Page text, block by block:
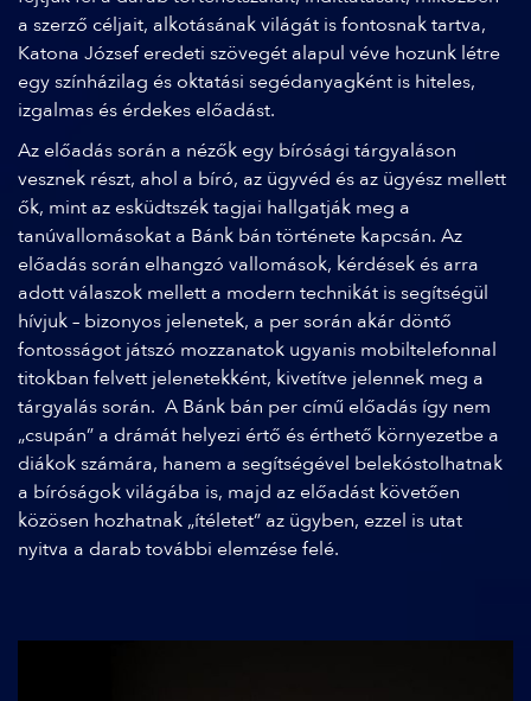
a szerző céljait, alkotásának világát is fontosnak tartva,
Katona József eredeti szövegét alapul véve hozunk létre
egy színházilag és oktatási segédanyagként is hiteles,
izgalmas és érdekes előadást.
Az előadás során a nézők egy bírósági tárgyaláson
vesznek részt, ahol a bíró, az ügyvéd és az ügyész mellett
ők, mint az esküdtszék tagjai hallgatják meg a
tanúvallomásokat a Bánk bán története kapcsán. Az
előadás során elhangzó vallomások, kérdések és arra
adott válaszok mellett a modern technikát is segítségül
hívjuk – bizonyos jelenetek, a per során akár döntő
fontosságot játszó mozzanatok ugyanis mobiltelefonnal
titokban felvett jelenetekként, kivetítve jelennek meg a
tárgyalás során. A Bánk bán per című előadás így nem
„csupán” a drámát helyezi értő és érthető környezetbe a
diákok számára, hanem a segítségével belekóstolhatnak
a bíróságok világába is, majd az előadást követően
közösen hozhatnak „ítéletet” az ügyben, ezzel is utat
nyitva a darab további elemzése felé.